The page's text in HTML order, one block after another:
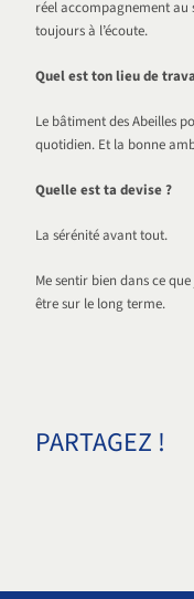
réel accompagnement au
toujours à l’écoute.
Quel est ton lieu de
Le bâtiment des Abeilles
quotidien. Et la bonne
Quelle est ta devise ?
La sérénité avant tout.
Me sentir bien dans ce
être sur le long terme.
PARTAGEZ !